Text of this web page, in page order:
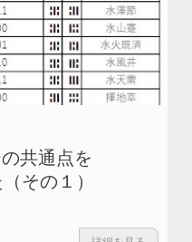
共通点を
その１）